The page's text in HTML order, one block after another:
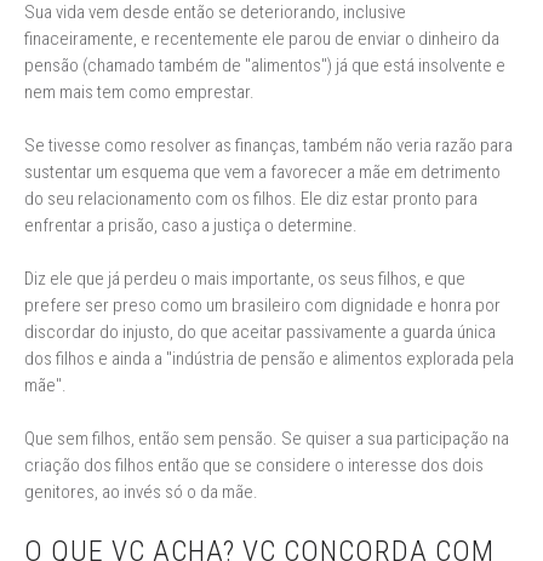
Sua vida vem desde então se deteriorando, inclusive
finaceiramente, e recentemente ele parou de enviar o dinheiro da
pensão (chamado também de "alimentos") já que está insolvente e
nem mais tem como emprestar.
Se tivesse como resolver as finanças, também não veria razão para
sustentar um esquema que vem a favorecer a mãe em detrimento
do seu relacionamento com os filhos. Ele diz estar pronto para
enfrentar a prisão, caso a justiça o determine.
Diz ele que já perdeu o mais importante, os seus filhos, e que
prefere ser preso como um brasileiro com dignidade e honra por
discordar do injusto, do que aceitar passivamente a guarda única
dos filhos e ainda a "indústria de pensão e alimentos explorada pela
mãe".
Que sem filhos, então sem pensão. Se quiser a sua participação na
criação dos filhos então que se considere o interesse dos dois
genitores, ao invés só o da mãe.
O QUE VC ACHA? VC CONCORDA COM